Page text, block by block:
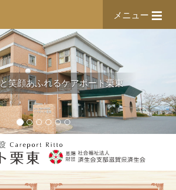
メニュー
笑顔あふれるケアポート栗東